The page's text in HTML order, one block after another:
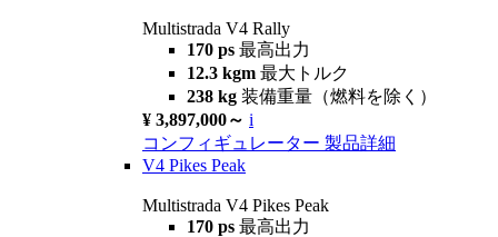
Multistrada V4 Rally
170 ps 最高出力
12.3 kgm 最大トルク
238 kg 装備重量（燃料を除く）
¥ 3,897,000～ i
コンフィギュレーター 製品詳細
V4 Pikes Peak
Multistrada V4 Pikes Peak
170 ps 最高出力